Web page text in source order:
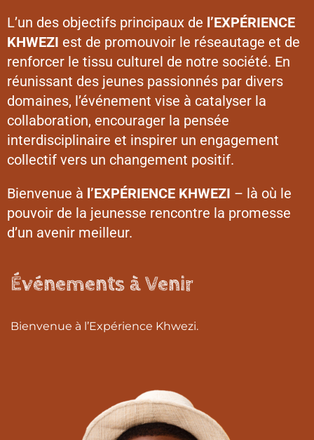
L’un des objectifs principaux de l’EXPÉRIENCE
KHWEZI est de promouvoir le réseautage et de
renforcer le tissu culturel de notre société. En
réunissant des jeunes passionnés par divers
domaines, l’événement vise à catalyser la
collaboration, encourager la pensée
interdisciplinaire et inspirer un engagement
collectif vers un changement positif.
Bienvenue à l’EXPÉRIENCE KHWEZI – là où le
pouvoir de la jeunesse rencontre la promesse
d’un avenir meilleur.
Événements à Venir
Bienvenue à l’Expérience Khwezi.